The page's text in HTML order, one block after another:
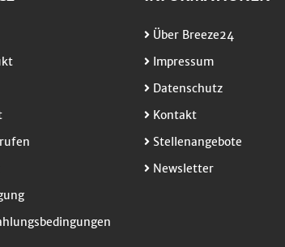
Über Breeze24
Impressum
Datenschutz
Kontakt
Stellenangebote
Newsletter